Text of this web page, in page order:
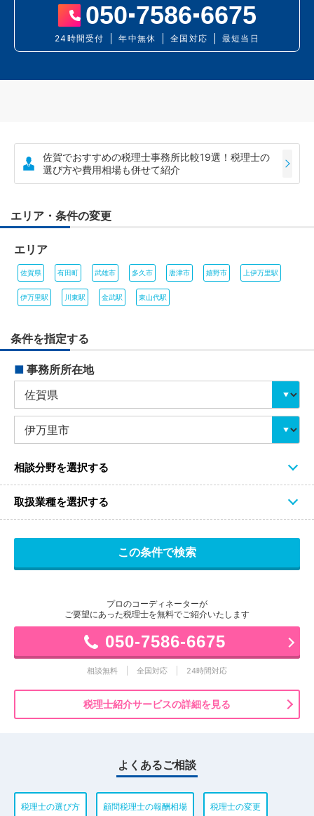
050 7586 6675
24時間受付 年中無休 全国対応 最短当日
佐賀でおすすめの税理士事務所比較19選！税理士の
選び方や費用相場も併せて紹介
エリア・条件の変更
エリア
佐賀県 有田町 武雄市 多久市 唐津市 嬉野市 上伊万里駅
伊万里駅 川東駅 金武駅 東山代駅
条件を指定する
■ 事務所所在地
相談分野を選択する
取扱業種を選択する
プロのコーディネーターが
ご要望にあった税理士を無料でご紹介いたします
050-7586-6675
相談無料 全国対応 24時間対応
税理士紹介サービスの詳細を見る
よくあるご相談
税理士の選び方 顧問税理士の報酬相場 税理士の変更